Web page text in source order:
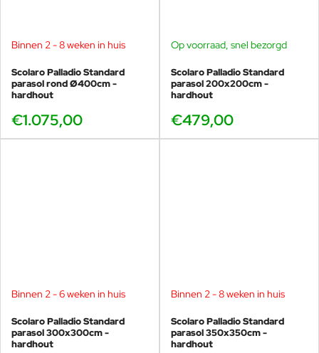
Binnen 2 - 8 weken in huis
Scolaro Palladio Standard
parasol rond Ø400cm -
hardhout
€1.075,00
Op voorraad, snel bezorgd
Scolaro Palladio Standard
parasol 200x200cm -
hardhout
€479,00
Binnen 2 - 6 weken in huis
Scolaro Palladio Standard
parasol 300x300cm -
hardhout
Binnen 2 - 8 weken in huis
Scolaro Palladio Standard
parasol 350x350cm -
hardhout